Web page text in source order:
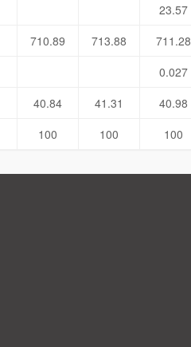
23.57
710.89 713.88
711.28
0.027
40.84 41.31
40.98
100 100 100